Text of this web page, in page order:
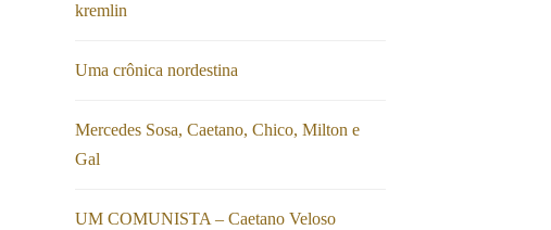
kremlin
Uma crônica nordestina
Mercedes Sosa, Caetano, Chico, Milton e
Gal
UM COMUNISTA – Caetano Veloso